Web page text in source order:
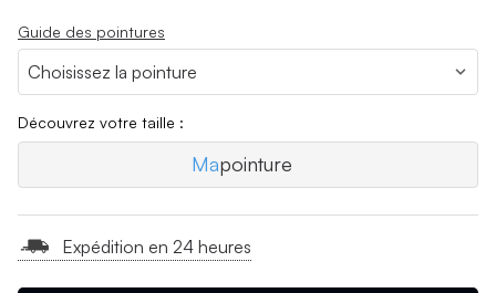
Guide des pointures
Découvrez votre taille :
Mapointure
Expédition en 24 heures